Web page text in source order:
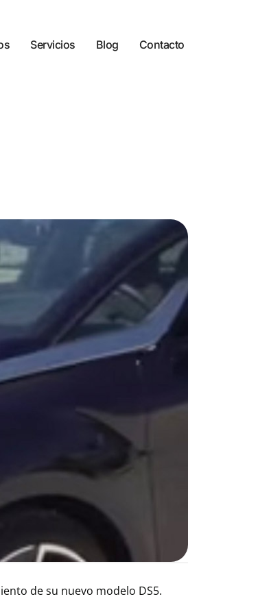
Servicios Blog Contacto
de su nuevo modelo DS5.